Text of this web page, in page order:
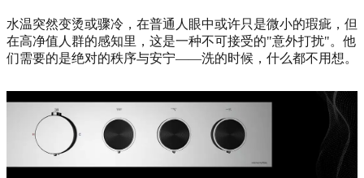
水温突然变烫或骤冷，在普通人眼中或许只是微小的瑕疵，但
在高净值人群的感知里，这是一种不可接受的"意外打扰"。他
们需要的是绝对的秩序与安宁——洗的时候，什么都不用想。